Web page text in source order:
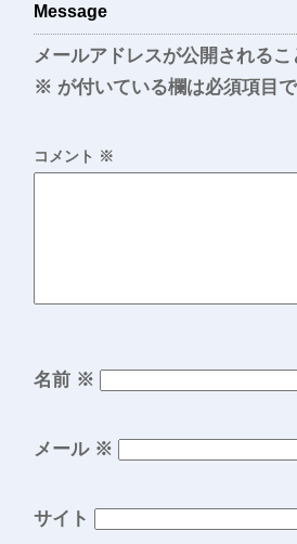
Message
メールアドレスが公開されるこ
※ が付いている欄は必須項目
コメント ※
名前 ※
メール ※
サイト